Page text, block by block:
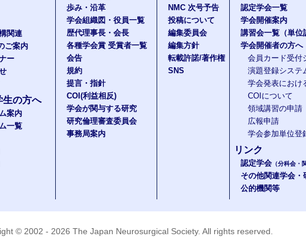
関連
ご案内
ー
生の方へ
案内
一覧
歩み・沿革
学会組織図・役員一覧
歴代理事長・会長
各種学会賞 受賞者一覧
会告
規約
提言・指針
COI(利益相反)
学会が関与する研究
研究倫理審査委員会
事務局案内
NMC 次号予告
投稿について
編集委員会
編集方針
転載許諾/著作権
SNS
認定学会一覧
学会開催案内
講習会一覧（単位
学会開催者の方へ
会員カード受付
演題登録システ
学会発表におけ
COIについて
領域講習の申請
広報申請
学会参加単位登
リンク
認定学会 （分科会・
その他関連学会・
公的機関等
© 2002 - 2026 The Japan Neurosurgical Society. All rights reserved.